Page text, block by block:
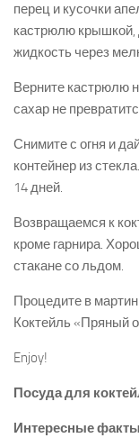
перец и кусочки
кастрюлю крышкой,
жидкость через
Верните кастрюлю
сахар не
Снимите с огня и
контейнер из
14 дней.
Возвращаемся к
кроме гарнира.
стакане со льдом.
Процедите в
Коктейль «Пряный
Enjoy!
Посуда для
Интересные